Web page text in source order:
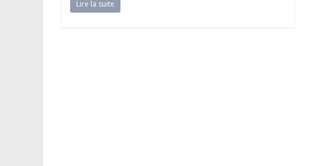
Lire la suite